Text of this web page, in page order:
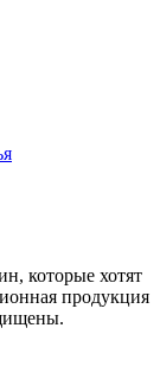
которые хотят
продукция